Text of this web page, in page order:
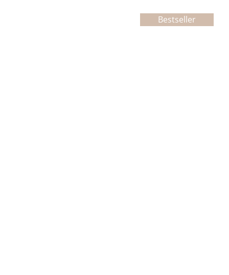
Bestseller